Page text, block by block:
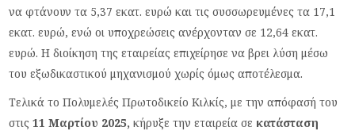
να φτάνουν τα 5,37 εκατ. ευρώ και τις συσσωρευμένες τα 17,1
εκατ. ευρώ, ενώ οι υποχρεώσεις ανέρχονταν σε 12,64 εκατ.
ευρώ. Η διοίκηση της εταιρείας επιχείρησε να βρει λύση μέσω
του εξωδικαστικού μηχανισμού χωρίς όμως αποτέλεσμα.
Τελικά το Πολυμελές Πρωτοδικείο Κιλκίς, με την απόφασή του
στις11 Μαρτίου 2025,κήρυξε την εταιρεία σε κατάσταση